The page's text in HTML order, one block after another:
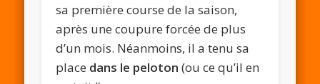
sa première course de la saison,
après une coupure forcée de plus
d’un mois. Néanmoins, il a tenu sa
place dans le peloton (ou ce qu’il en